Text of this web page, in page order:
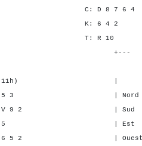
D 8 7
9 8 7 K: 6
T: R
| SA P
Nord - 3
| Sud - 3
Est 1 -
| Ouest 1 -